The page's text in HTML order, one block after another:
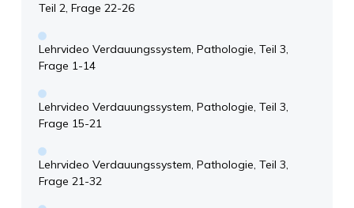
Teil 2, Frage 22-26
Lehrvideo Verdauungssystem, Pathologie, Teil 3,
Frage 1-14
Lehrvideo Verdauungssystem, Pathologie, Teil 3,
Frage 15-21
Lehrvideo Verdauungssystem, Pathologie, Teil 3,
Frage 21-32